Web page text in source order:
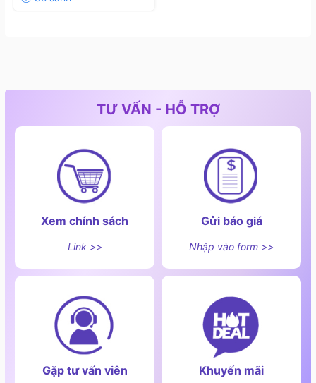
TƯ VẤN - HỖ TRỢ
Xem chính sách
Link >>
Gửi báo giá
Nhập vào form >>
Gặp tư vấn viên Khuyến mãi